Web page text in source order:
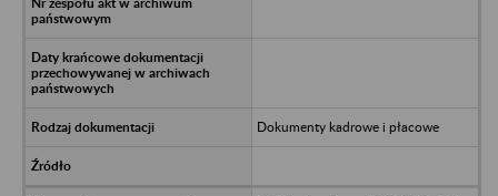
Dokumenty kadrowe i płacowe